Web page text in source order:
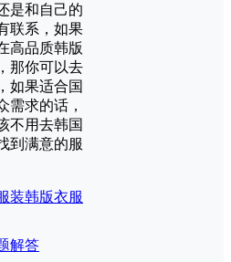
是和自己的
联系，如果
高品质韩版
那你可以去
如果适合国
需求的话，
不用去韩国
到满意的服
装韩版衣服
解答